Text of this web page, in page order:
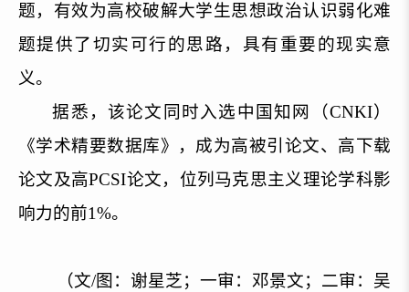
题，有效为高校破解大学生思想政治认识弱化难
题提供了切实可行的思路，具有重要的现实意
义。
据悉，该论文同时入选中国知网（CNKI）
《学术精要数据库》，成为高被引论文、高下载
论文及高PCSI论文，位列马克思主义理论学科影
响力的前1%。
（文/图：谢星芝；一审：邓景文；二审：吴